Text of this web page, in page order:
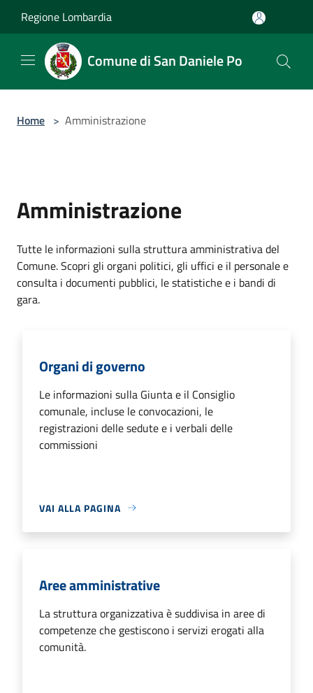
Regione Lombardia
Comune di San Daniele Po
Home > Amministrazione
Amministrazione
Tutte le informazioni sulla struttura amministrativa del
Comune. Scopri gli organi politici, gli uffici e il personale e
consulta i documenti pubblici, le statistiche e i bandi di
gara.
Organi di governo
Le informazioni sulla Giunta e il Consiglio
comunale, incluse le convocazioni, le
registrazioni delle sedute e i verbali delle
commissioni
VAI ALLA PAGINA
Aree amministrative
La struttura organizzativa è suddivisa in aree di
competenze che gestiscono i servizi erogati alla
comunità.